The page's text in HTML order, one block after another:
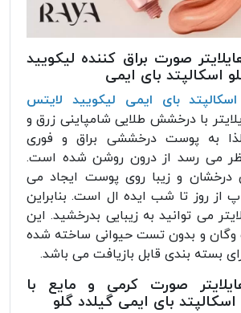
صورت براق کننده لیکویید
اسکالپتد بای ایمی
بای ایمی لیکویید لایتس
با درخشش طلایی شامپاینی زرق و
به پوست درخششی براق و فوری
می رسد از درون روشن شده است.
و زیبا روی پوست ایجاد می
از روز تا شب ایده ال است. بنابراین
می توانید به زیبایی بدرخشید. این
و بدون تست حیوانی ساخته شده
بسته بندی قابل بازیافت می باشد.
صورت کرمی و مایع با
بای ایمی گیلدد گلو